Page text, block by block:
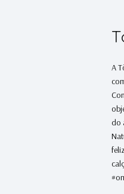
A
do